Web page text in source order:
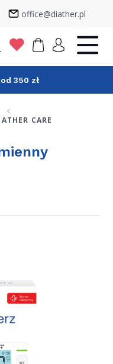
office@diather.pl
350 zł
CARE